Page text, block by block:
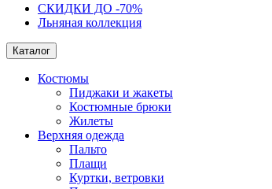
СКИДКИ ДО -70%
Льняная коллекция
Каталог
Костюмы
Пиджаки и жакеты
Костюмные брюки
Жилеты
Верхняя одежда
Пальто
Плащи
Куртки, ветровки